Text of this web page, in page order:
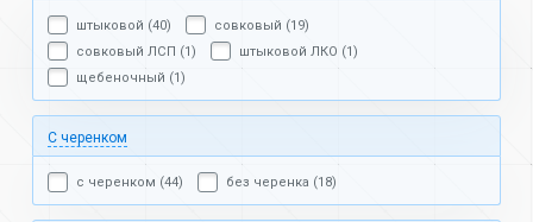
штыковой (40)
совковый (19)
совковый ЛСП (1)
штыковой ЛКО (1)
щебеночный (1)
С черенком
с черенком (44) без черенка (18)